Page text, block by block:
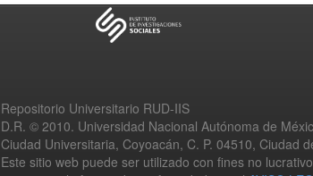
Repositorio Universitario RUD-IIS
D.R. © 2010. Universidad Nacional Autónoma de
Ciudad Universitaria, Coyoacán, C. P. 04510, Ciudad
Este sitio web puede ser utilizado con fines no